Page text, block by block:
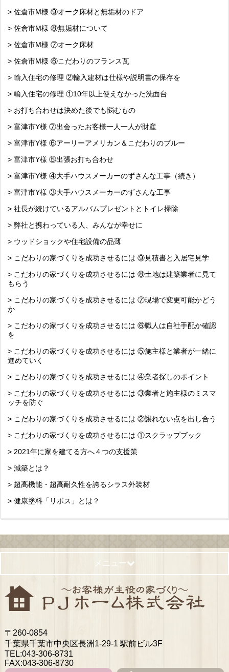
> 佐倉市M様 ⑨オーク床材と無垢材のドア
> 佐倉市M様 ⑧無垢材について
> 佐倉市M様 ⑦オーク床材
> 佐倉市M様 ⑥こだわりのフランス瓦
> 輸入住宅の修理 ②輸入建材は仕様や説明書の保存を
> 輸入住宅の修理 ①10年以上使えなかった洗面台
> お打ち合わせは決めた後でも悩むもの
> 富津市Y様 ⑦出会ったお客様一人一人が財産
> 富津市Y様 ⑥アーリーアメリカン＆こだわりのブルー
> 富津市Y様 ⑤出張お打ち合わせ
> 富津市Y様 ④大手ハウスメーカーのずさんな工事（続き）
> 富津市Y様 ③大手ハウスメーカーのずさんな工事
> 社長が続けているアルバムプレゼントとトイレ掃除
> 弊社と携わっている人、みんなが幸せに
> ウッドショックや住宅設備の品薄
> こだわりの家づくりを成功させるには ⑨見積書と入居宅見学
> こだわりの家づくりを成功させるには ⑧土地は建築業者に見て
もらう
> こだわりの家づくりを成功させるには ⑦現場で変更可能かどう
か
> こだわりの家づくりを成功させるには ⑥職人は自社手配か確認
を
> こだわりの家づくりを成功させるには ⑤施主様と業者が一緒に
進めていく
> こだわりの家づくりを成功させるには ④業者探しのポイント
> こだわりの家づくりを成功させるには ③業者と施主様のミスマ
ッチを防ぐ
> こだわりの家づくりを成功させるには ②譲れない点を出し合う
> こだわりの家づくりを成功させるには ①スクラップブック
> 2021年に家を建てる方へ４つの支援策
> 減築とは？
> 超高機能・超高耐久性を誇るシラス外装材
> 健康塗料「リボス」とは？
メニュー
〒260-0854
千葉県千葉市中央区長洲1-29-1 駅前ビル3F
TEL:043-306-8731
FAX:043-306-8730